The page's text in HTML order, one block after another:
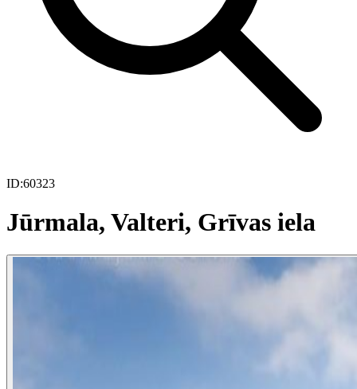
ID:60323
Jūrmala, Valteri, Grīvas iela